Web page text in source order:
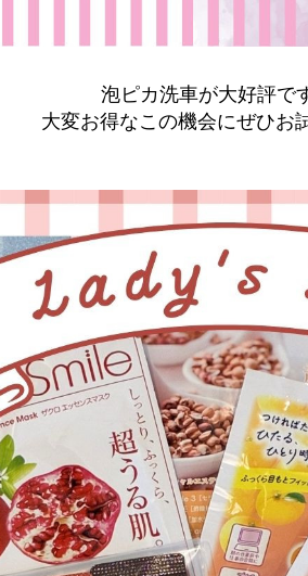
泡ピカ洗車が大好評で
大変お得なこの機会にぜひお